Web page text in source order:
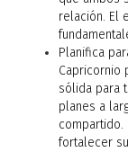
relación. El
Planifica
Capricornio
sólida para
planes a
fortalecer